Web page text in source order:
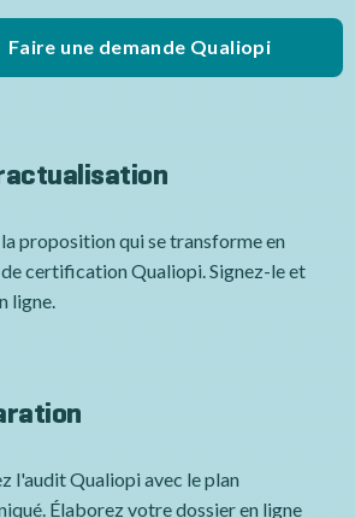
Faire une demande Qualiopi
proposition qui se transforme en
certification Qualiopi. Signez-le et
ligne.
l'audit Qualiopi avec le plan
Élaborez votre dossier en ligne